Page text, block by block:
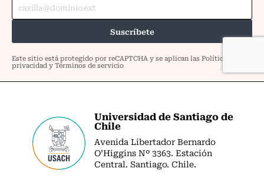
Universidad de Santiago de
Chile
Avenida Libertador Bernardo
O’Higgins Nº 3363. Estación
Central. Santiago. Chile.